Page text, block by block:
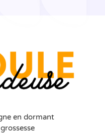
en dormant